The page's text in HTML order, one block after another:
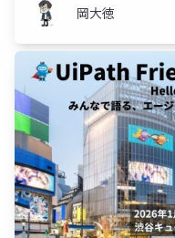
岡大徳